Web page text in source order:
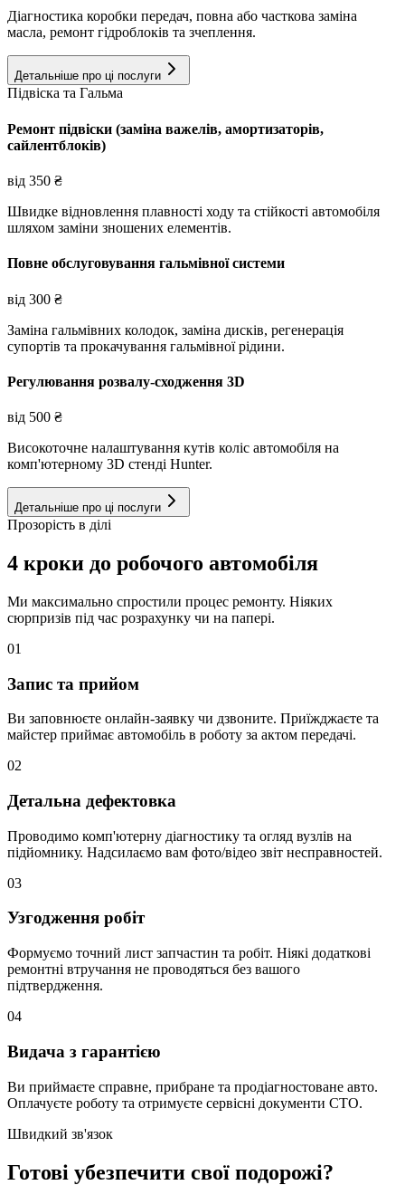
Діагностика коробки передач, повна або часткова заміна
масла, ремонт гідроблоків та зчеплення.
Детальніше про ці послуги
Підвіска та Гальма
Ремонт підвіски (заміна важелів, амортизаторів,
сайлентблоків)
від 350 ₴
Швидке відновлення плавності ходу та стійкості автомобіля
шляхом заміни зношених елементів.
Повне обслуговування гальмівної системи
від 300 ₴
Заміна гальмівних колодок, заміна дисків, регенерація
супортів та прокачування гальмівної рідини.
Регулювання розвалу-сходження 3D
від 500 ₴
Високоточне налаштування кутів коліс автомобіля на
комп'ютерному 3D стенді Hunter.
Детальніше про ці послуги
Прозорість в ділі
4 кроки до робочого автомобіля
Ми максимально спростили процес ремонту. Ніяких
сюрпризів під час розрахунку чи на папері.
01
Запис та прийом
Ви заповнюєте онлайн-заявку чи дзвоните. Приїжджаєте та
майстер приймає автомобіль в роботу за актом передачі.
02
Детальна дефектовка
Проводимо комп'ютерну діагностику та огляд вузлів на
підйомнику. Надсилаємо вам фото/відео звіт несправностей.
03
Узгодження робіт
Формуємо точний лист запчастин та робіт. Ніякі додаткові
ремонтні втручання не проводяться без вашого
підтвердження.
04
Видача з гарантією
Ви приймаєте справне, прибране та продіагностоване авто.
Оплачуєте роботу та отримуєте сервісні документи СТО.
Швидкий зв'язок
Готові убезпечити свої подорожі?